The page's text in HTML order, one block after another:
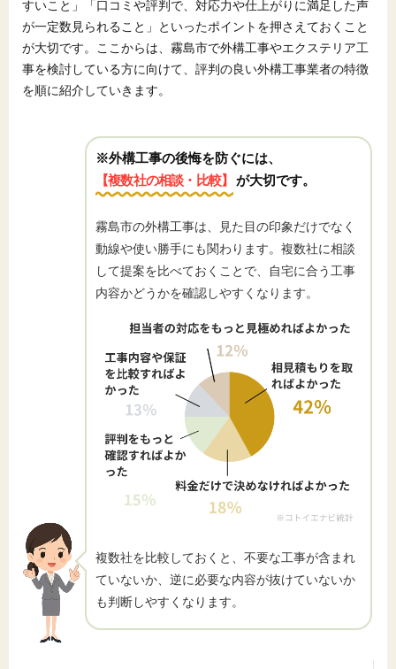
すいこと」「口コミや評判で、対応力や仕上がりに満足した声
が一定数見られること」といったポイントを押さえておくこと
が大切です。ここからは、霧島市で外構工事やエクステリア工
事を検討している方に向けて、評判の良い外構工事業者の特徴
を順に紹介していきます。
※外構工事の後悔を防ぐには、
【複数社の相談・比較】
が大切です。
霧島市の外構工事は、見た目の印象だけでなく
動線や使い勝手にも関わります。複数社に相談
して提案を比べておくことで、自宅に合う工事
内容かどうかを確認しやすくなります。
複数社を比較しておくと、不要な工事が含まれ
ていないか、逆に必要な内容が抜けていないか
も判断しやすくなります。